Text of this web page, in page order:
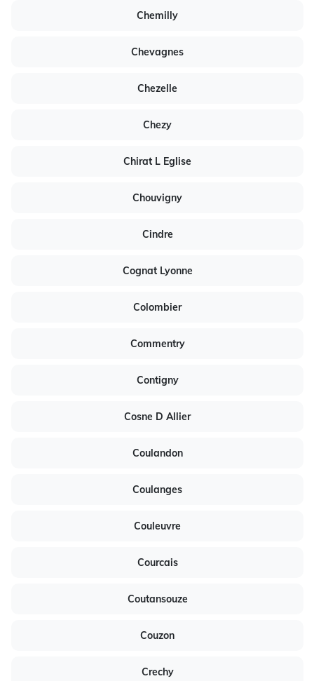
Chemilly
Chevagnes
Chezelle
Chezy
Chirat L Eglise
Chouvigny
Cindre
Cognat Lyonne
Colombier
Commentry
Contigny
Cosne D Allier
Coulandon
Coulanges
Couleuvre
Courcais
Coutansouze
Couzon
Crechy